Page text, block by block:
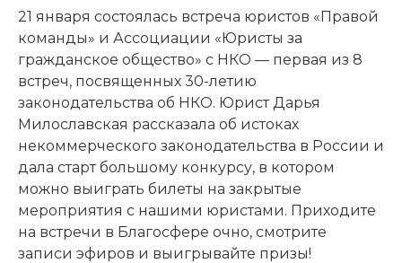
21 января состоялась встреча юристов «Правой
команды» и Ассоциации «Юристы за
гражданское общество» с НКО — первая из 8
встреч, посвященных 30-летию
законодательства об НКО. Юрист Дарья
Милославская рассказала об истоках
некоммерческого законодательства в России и
дала старт большому конкурсу, в котором
можно выиграть билеты на закрытые
мероприятия с нашими юристами. Приходите
на встречи в Благосфере очно, смотрите
записи эфиров и выигрывайте призы!
Клиентам
Услуги
Шаблоны документов
Материалы
Анонсы
@lawteamrussia
+7 (499) 686-13-19
@lawteamrussia
info@ngo-law.ru
Правовая команда